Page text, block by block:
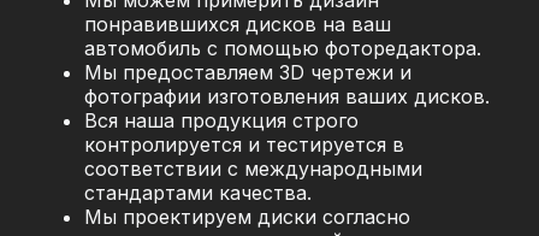
понравившихся дисков на ваш
автомобиль с помощью фоторедактора.
Мы предоставляем 3D чертежи и
фотографии изготовления ваших дисков.
Вся наша продукция строго
контролируется и тестируется в
соответствии с международными
стандартами качества.
Мы проектируем диски согласно